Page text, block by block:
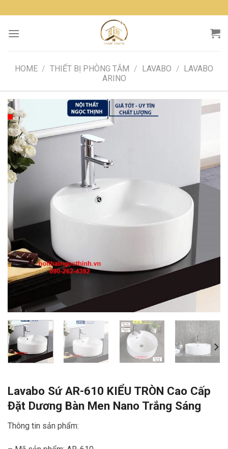
to
content
HOME / THIẾT BỊ PHÒNG TẮM / LAVABO / LAVABO
ARINO
Lavabo Sứ AR-610 KIỂU TRÒN Cao Cấp
Đặt Dương Bàn Men Nano Trắng Sáng
Thông tin sản phẩm: